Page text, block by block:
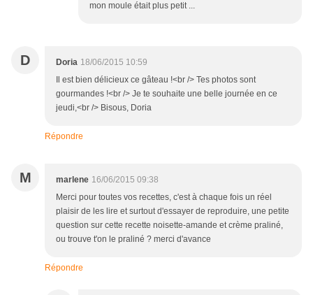
mon moule était plus petit ...
D Doria 18/06/2015 10:59
Il est bien délicieux ce gâteau !<br /> Tes photos sont
gourmandes !<br /> Je te souhaite une belle journée en ce
jeudi,<br /> Bisous, Doria
Répondre
M marlene 16/06/2015 09:38
Merci pour toutes vos recettes, c'est à chaque fois un réel
plaisir de les lire et surtout d'essayer de reproduire, une petite
question sur cette recette noisette-amande et crème praliné,
ou trouve t'on le praliné ? merci d'avance
Répondre